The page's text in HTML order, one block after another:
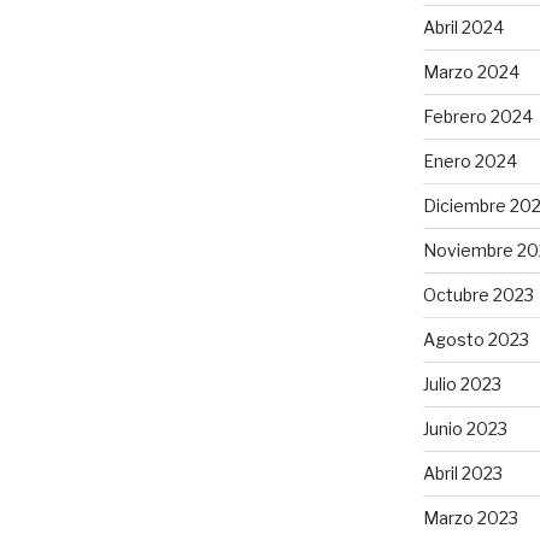
Abril 2024
Marzo 2024
Febrero 2024
Enero 2024
Diciembre
Noviembre
Octubre 2023
Agosto 2023
Julio 2023
Junio 2023
Abril 2023
Marzo 2023